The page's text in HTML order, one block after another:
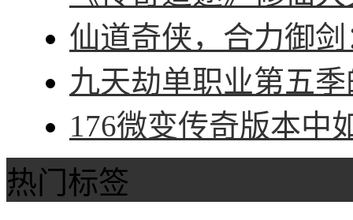
仙道奇侠，合力御
九天劫单职业第五
176微变传奇版本中
热门标签